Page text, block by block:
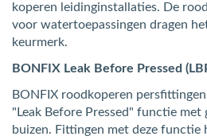
koperen leidinginstallaties. De
voor watertoepassingen dragen
keurmerk.
BONFIX Leak Before Pressed
BONFIX roodkoperen
"Leak Before Pressed" functie met
buizen. Fittingen met deze functie